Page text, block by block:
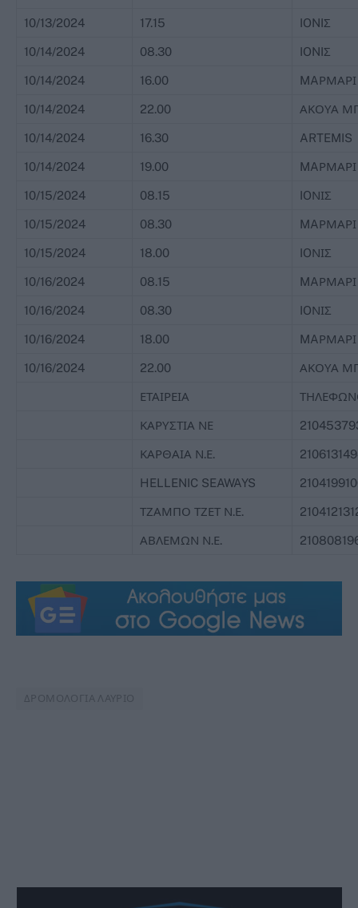
10/13/2024 17.15 IONIΣ
10/14/2024 08.30 IONIΣ
10/14/2024 16.00
10/14/2024 22.00 ΑΚΟΥΑ
10/14/2024 16.30 ARTEMIS
10/14/2024 19.00
10/15/2024 08.15 IOΝΙΣ
10/15/2024 08.30
10/15/2024 18.00 IOΝΙΣ
10/16/2024 08.15
10/16/2024 08.30 IOΝΙΣ
10/16/2024 18.00
10/16/2024 22.00 ΑΚΟΥΑ
ΕΤΑΙΡΕΙΑ
ΚΑΡΥΣΤΙΑ ΝΕ
ΚΑΡΘΑΙΑ Ν.Ε.
HELLENIC SEAWAYS
ΤΖΑΜΠΟ ΤΖΕΤ Ν.Ε.
ΑΒΛΕΜΩΝ Ν.Ε.
ΔΡΟΜΟΛΟΓΙΑ ΛΑΥΡΙΟ